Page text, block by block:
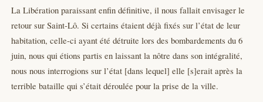
La Libération paraissant enfin définitive, il nous fallait envisager le
retour sur Saint-Lô. Si certains étaient déjà fixés sur l’état de leur
habitation, celle-ci ayant été détruite lors des bombardements du 6
juin, nous qui étions partis en laissant la nôtre dans son intégralité,
nous nous interrogions sur l’état [dans lequel] elle [s]erait après la
terrible bataille qui s’était déroulée pour la prise de la ville.